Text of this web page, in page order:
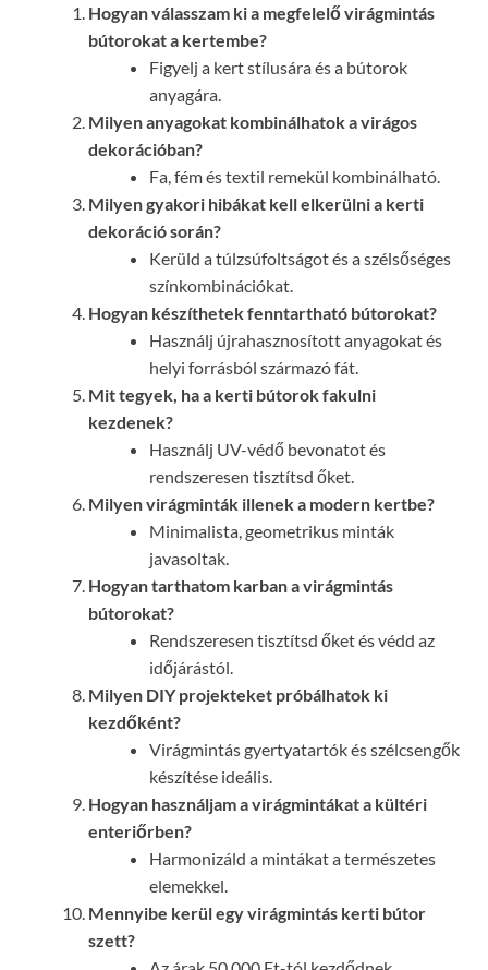
Hogyan válasszam ki a megfelelő virágmintás
bútorokat a kertembe?
Figyelj a kert stílusára és a bútorok
anyagára.
Milyen anyagokat kombinálhatok a virágos
dekorációban?
Fa, fém és textil remekül kombinálható.
Milyen gyakori hibákat kell elkerülni a kerti
dekoráció során?
Kerüld a túlzsúfoltságot és a szélsőséges
színkombinációkat.
Hogyan készíthetek fenntartható bútorokat?
Használj újrahasznosított anyagokat és
helyi forrásból származó fát.
Mit tegyek, ha a kerti bútorok fakulni
kezdenek?
Használj UV-védő bevonatot és
rendszeresen tisztítsd őket.
Milyen virágminták illenek a modern kertbe?
Minimalista, geometrikus minták
javasoltak.
Hogyan tarthatom karban a virágmintás
bútorokat?
Rendszeresen tisztítsd őket és védd az
időjárástól.
Milyen DIY projekteket próbálhatok ki
kezdőként?
Virágmintás gyertyatartók és szélcsengők
készítése ideális.
Hogyan használjam a virágmintákat a kültéri
enteriőrben?
Harmonizáld a mintákat a természetes
elemekkel.
Mennyibe kerül egy virágmintás kerti bútor
szett?